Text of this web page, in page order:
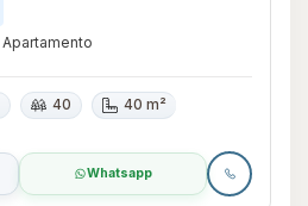
Apartamento
40 40 m²
Whatsapp